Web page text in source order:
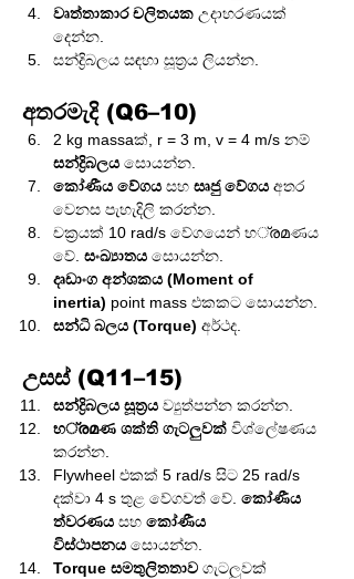
වෘත්තාකාර චලිතයක උදාහරණයක්
දෙන්න.
සන්ද්‍රිබලය සඳහා සූත්‍රය ලියන්න.
අතරමැදි (Q6–10)
2 kg massaක්, r = 3 m, v = 4 m/s නම්
සන්ද්‍රිබලය සොයන්න.
කෝණීය වේගය සහ සෘජු වේගය අතර
වෙනස පැහැදිලි කරන්න.
චක්‍රයක් 10 rad/s වේගයෙන් භ്രമණය
වේ. සංඛ්‍යාතය සොයන්න.
දෘඩාංග අන්ශකය (Moment of
inertia) point mass එකකට සොයන්න.
සන්ධි බලය (Torque) අර්ථද.
උසස් (Q11–15)
සන්ද්‍රිබලය සූත්‍රය ව්‍යුත්පන්න කරන්න.
භ്രമණ ශක්ති ගැටලුවක් විශ්ලේෂණය
කරන්න.
Flywheel එකක් 5 rad/s සිට 25 rad/s
දක්වා 4 s තුළ වේගවත් වේ. කෝණීය
ත්වරණය සහ කෝණීය
විස්ථාපනය සොයන්න.
Torque සමතුලිතතාව ගැටලුවක්